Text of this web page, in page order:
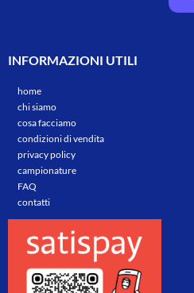
INFORMAZIONI UTILI
home
chi siamo
cosa facciamo
condizioni di vendita
privacy policy
campionature
FAQ
contatti